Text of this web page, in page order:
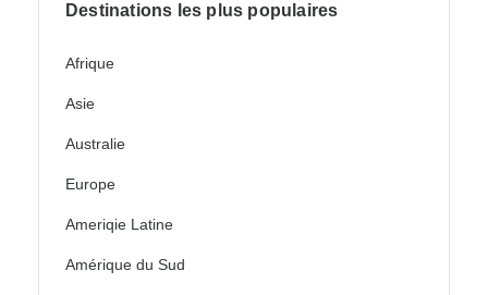
Destinations les plus populaires
Afrique
Asie
Australie
Europe
Ameriqie Latine
Amérique du Sud